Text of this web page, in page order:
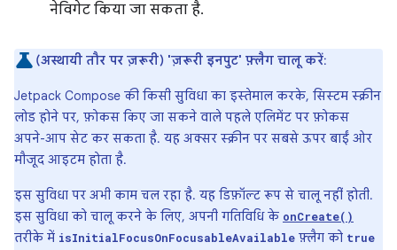
नेविगेट किया जा सकता है.
(अस्थायी तौर पर ज़रूरी) 'ज़रूरी इनपुट' फ़्लैग चालू करें:
Jetpack Compose की किसी सुविधा का इस्तेमाल करके, सिस्टम स्क्रीन
लोड होने पर, फ़ोकस किए जा सकने वाले पहले एलिमेंट पर फ़ोकस
अपने-आप सेट कर सकता है. यह अक्सर स्क्रीन पर सबसे ऊपर बाईं ओर
मौजूद आइटम होता है.
इस सुविधा पर अभी काम चल रहा है. यह डिफ़ॉल्ट रूप से चालू नहीं होती.
इस सुविधा को चालू करने के लिए, अपनी गतिविधि के onCreate()
तरीके में isInitialFocusOnFocusableAvailable फ़्लैग को true